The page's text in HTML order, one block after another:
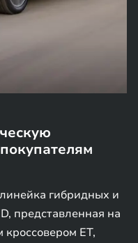
гибридных и
представленная на
ET,